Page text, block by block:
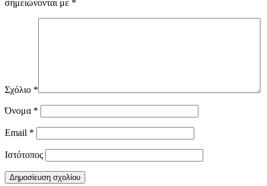
σημειώνονται με *
Σχόλιο *
Όνομα *
Email *
Ιστότοπος